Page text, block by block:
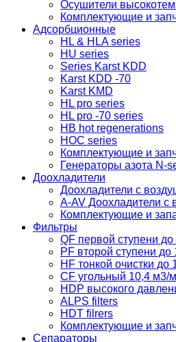
Осушители
Комплектующие и
Адсорбционные
HL & HLA series
HU series
Series Karst KDD
Karst KDD -70
Karst KMD
HL pro series
HL pro -70 series
HB hot regenerations
HOC series
Комплектующие и
Генераторы азота N-
Доохладители
Доохладители с
A-AV Доохладители
Комплектующие и
Фильтры
QF первой ступени
PF второй ступени
HF тонкой очистки до
CF угольный 10,4 м3/
HDP высокого
ALPS filters
HDT filrers
Комплектующие и
Сепараторы